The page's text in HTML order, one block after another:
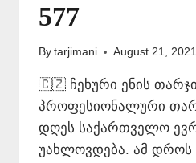
577
By tarjimani August 21, 2021
🇨🇿 ჩეხური ენის
პროფესიონალური
დღეს საქართველო
უახლოვდება. ამ